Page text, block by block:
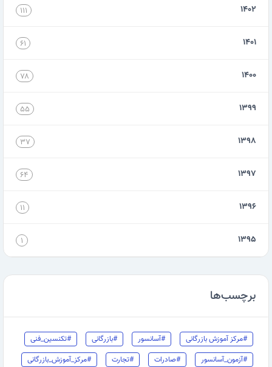
۱۴۰۲ ۱۱۱
۱۴۰۱ ۶۱
۱۴۰۰ ۷۸
۱۳۹۹ ۵۵
۱۳۹۸ ۳۷
۱۳۹۷ ۶۴
۱۳۹۶ ۱۱
۱۳۹۵ ۱
برچسب‌ها
#مرکز آموزش بازرگانی #آسانسور #بازرگانی
#تکنسین_فنی
#آزمون_آسانسور
#صادرات #تجارت
#مرکز_آموزش_بازرگانی